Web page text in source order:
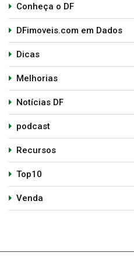
Conheça o DF
DFimoveis.com em Dados
Dicas
Melhorias
Notícias DF
podcast
Recursos
Top10
Venda